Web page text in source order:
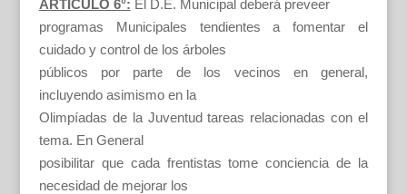
ARTICULO 6°: El D.E. Municipal deberá preveer
programas Municipales tendientes a fomentar el
cuidado y control de los árboles
públicos por parte de los vecinos en general,
incluyendo asimismo en la
Olimpíadas de la Juventud tareas relacionadas con el
tema. En General
posibilitar que cada frentistas tome conciencia de la
necesidad de mejorar los